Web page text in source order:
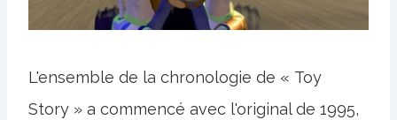
L'ensemble de la chronologie de « Toy
Story » a commencé avec l'original de 1995,